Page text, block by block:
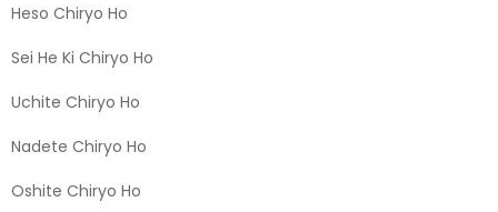
Heso Chiryo Ho
Sei He Ki Chiryo Ho
Uchite Chiryo Ho
Nadete Chiryo Ho
Oshite Chiryo Ho